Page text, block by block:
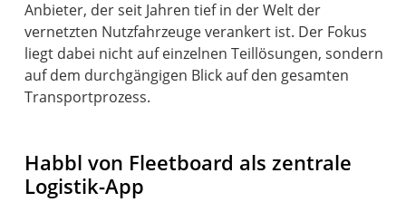
Anbieter, der seit Jahren tief in der Welt der
vernetzten Nutzfahrzeuge verankert ist. Der Fokus
liegt dabei nicht auf einzelnen Teillösungen, sondern
auf dem durchgängigen Blick auf den gesamten
Transportprozess.
Habbl von Fleetboard als zentrale
Logistik-App